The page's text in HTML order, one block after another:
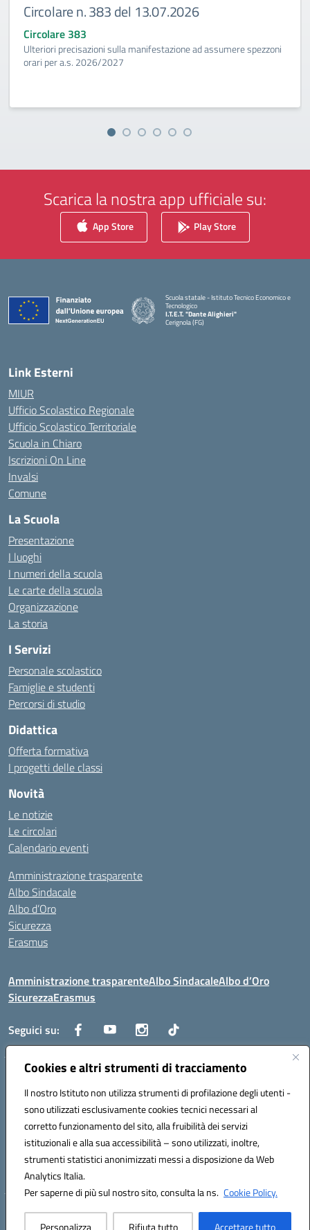
Cookies e altri strumenti di tracciamento
Il nostro Istituto non utilizza strumenti di profilazione degli utenti -
sono utilizzati esclusivamente cookies tecnici necessari al
corretto funzionamento del sito, alla fruibilità dei servizi
istituzionali e alla sua accessibilità – sono utilizzati, inoltre,
strumenti statistici anonimizzati messi a disposizione da Web
Analytics Italia.
Per saperne di più sul nostro sito, consulta la ns. Cookie Policy.
Personalizza Rifiuta tutto Accettare tutto
Circolare n. 383 del 13.07.2026
Circolare 383
Ulteriori precisazioni sulla manifestazione ad assumere spezzoni
orari per a.s. 2026/2027
Scarica la nostra app ufficiale su:
App Store Play Store
Scuola statale - Istituto Tecnico Economico e
Tecnologico
I.T.E.T. "Dante Alighieri"
Cerignola (FG)
— Visita la pagina iniziale della scuola
Link Esterni
MIUR
Ufficio Scolastico Regionale
Ufficio Scolastico Territoriale
Scuola in Chiaro
Iscrizioni On Line
Invalsi
Comune
La Scuola
Presentazione
I luoghi
I numeri della scuola
Le carte della scuola
Organizzazione
La storia
I Servizi
Personale scolastico
Famiglie e studenti
Percorsi di studio
Didattica
Offerta formativa
I progetti delle classi
Novità
Le notizie
Le circolari
Calendario eventi
Amministrazione trasparente
Albo Sindacale
Albo d’Oro
Sicurezza
Erasmus
Amministrazione trasparenteAlbo SindacaleAlbo d’Oro
SicurezzaErasmus
Seguici su:
Centralino:0885.426034 Email:FGTD02000P@istruzione.it
Posta elettronica certificata (PEC):fgtd02000p@pec.istruzione.it
Codice fiscale: 81002930717
Codice meccanografico:FGTD02000P
Codice unico di fatturazione (CUF): UFUN7Y
Hosting & Powered by 3D Solution S.r.l.